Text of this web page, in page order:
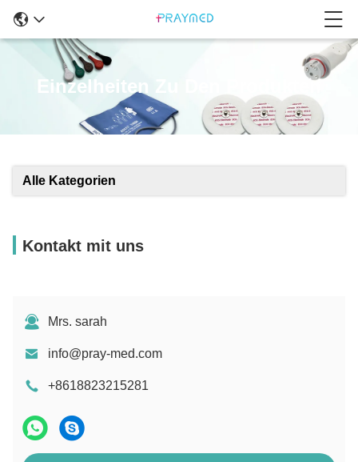
Einzelheiten Zu Den Produkten
Alle Kategorien
Kontakt mit uns
Mrs. sarah
info@pray-med.com
+8618823215281